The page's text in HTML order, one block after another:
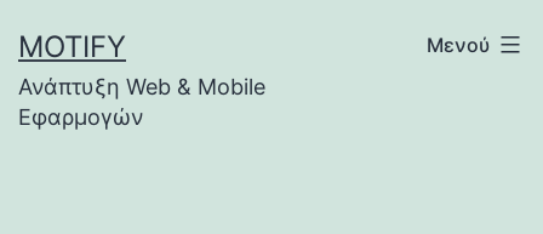
σε
περιεχόμενο
MOTIFY
Ανάπτυξη Web & Mobile
Εφαρμογών
Μενού